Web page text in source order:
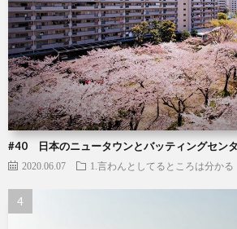
#40 日本のニュータウンとバッティングセン
2020.06.07 1.言わんとしてるところは分かる